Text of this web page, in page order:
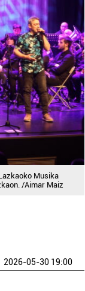
Musika
/Aimar Maiz
2026-05-30 19:00